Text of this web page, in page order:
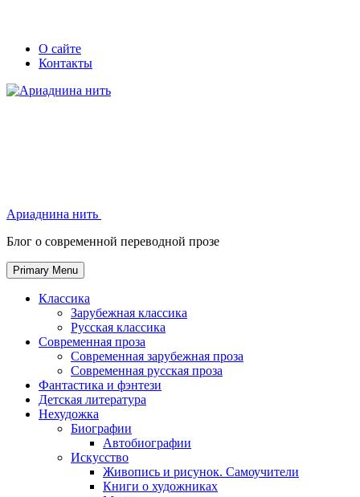
Skip
Secondary
left
navigation
Secondary
right
navigation
О сайте
Контакты
Ариаднина нить
Блог о современной переводной прозе
Primary Menu
Классика
Зарубежная классика
Русская классика
Современная проза
Современная зарубежная проза
Современная русская проза
Фантастика и фэнтези
Детская литература
Нехудожка
Биографии
Автобиографии
Искусство
Живопись и рисунок. Самоучители
Книги о художниках